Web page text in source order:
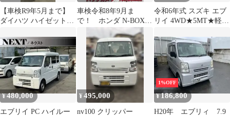
​【車検R9年5月まで】
ダイハツ ハイゼットカ
車検令和8年9月ま
で！ ホンダ N-BOXカ
スタム 軽自動車 スラ
イドドア
令和6年式 スズキ エブ
リイ 4WD★5MT★軽貨
¥480,000
エブリイ PC ハイルー
¥495,000
nv100 クリッパー
1%OFF
¥186,800
H20年 エブリィ 7.9